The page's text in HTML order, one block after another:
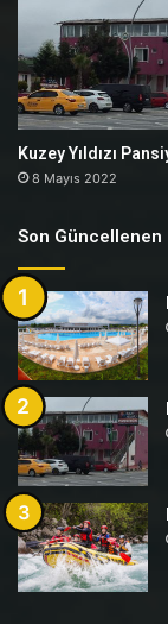
Kuzey Yıldızı
8 Mayıs 2022
Son